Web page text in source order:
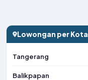
Lowongan per Kota
Tangerang
Balikpapan